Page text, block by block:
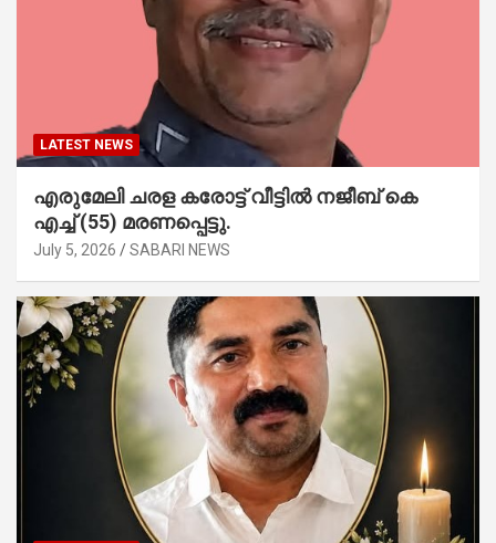
LATEST NEWS
എരുമേലി ചരള കരോട്ട് വീട്ടിൽ നജീബ് കെ
എച്ച് (55) മരണപ്പെട്ടു.
July 5, 2026 SABARI NEWS